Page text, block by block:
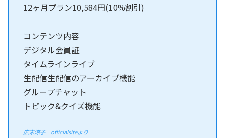
12ヶ月プラン10,584円(10%割引)
コンテンツ内容
デジタル会員証
タイムラインライブ
生配信生配信のアーカイブ機能
グループチャット
トピック&クイズ機能
広末涼子 officialsiteより